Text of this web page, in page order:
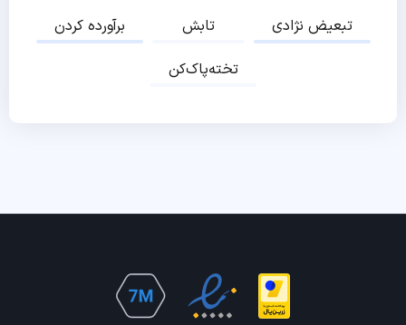
برآورده کردن
تابش
تبعیض نژادی
تخته‌پاک‌کن